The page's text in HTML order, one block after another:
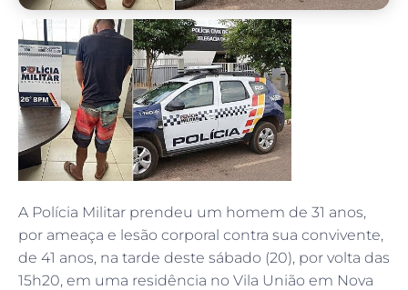
A Polícia Militar prendeu um homem de 31 anos,
por ameaça e lesão corporal contra sua convivente,
de 41 anos, na tarde deste sábado (20), por volta das
15h20, em uma residência no Vila União em Nova